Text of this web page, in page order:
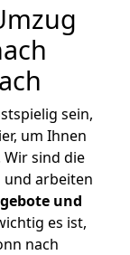
sein,
um Ihnen
sind die
und arbeiten
und
es ist,
nach